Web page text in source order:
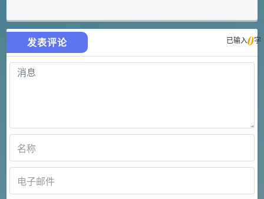
发表评论 已输入0字